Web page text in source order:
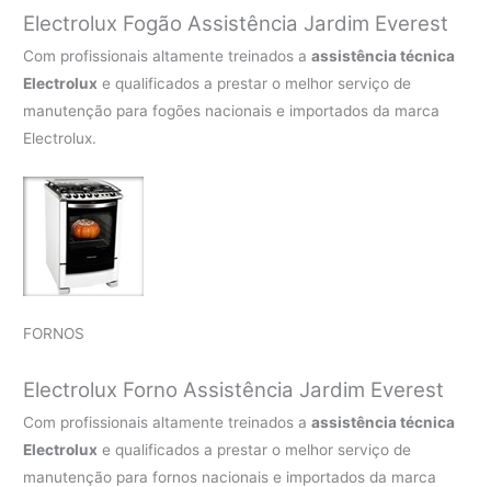
Electrolux Fogão Assistência Jardim Everest
Com profissionais altamente treinados aassistência técnica
Electrolux e qualificados a prestar o melhor serviço de
manutenção para fogões nacionais e importados da marca
Electrolux.
FORNOS
Electrolux Forno Assistência Jardim Everest
Com profissionais altamente treinados aassistência técnica
Electrolux e qualificados a prestar o melhor serviço de
manutenção para fornos nacionais e importados da marca